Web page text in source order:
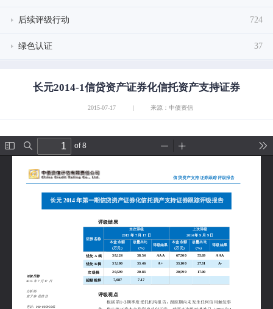
后续评级行动 724
绿色认证 37
长元2014-1信贷资产证券化信托资产支持证券
2015-07-17 | 来源：中债资信